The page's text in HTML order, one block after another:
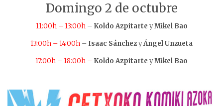
Domingo 2 de octubre
11:00h – 13:00h– Koldo Azpitarte yMikel Bao
13:00h – 14:00h – Isaac SánchezyÁngel Unzueta
17:00h – 18:00h – Koldo Azpitarte yMikel Bao